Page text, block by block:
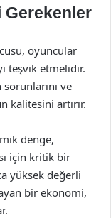
Gerekenler
oyuncular
teşvik etmelidir.
ve
kalitesini artırır.
denge,
için kritik bir
yüksek değerli
bir ekonomi,